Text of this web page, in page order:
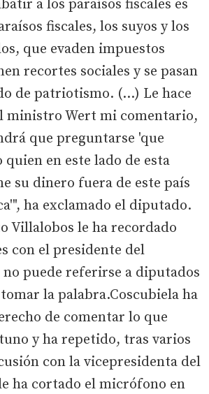
a los paraísos fiscales es
fiscales, los suyos y los
que evaden impuestos
recortes sociales y se pasan
de patriotismo. (...) Le hace
ministro Wert mi comentario,
que preguntarse 'que
quien en este lado de esta
su dinero fuera de este país
ha exclamado el diputado.
Villalobos le ha recordado
con el presidente del
puede referirse a diputados
la palabra.Coscubiela ha
de comentar lo que
y ha repetido, tras varios
con la vicepresidenta del
ha cortado el micrófono en